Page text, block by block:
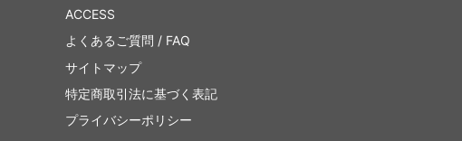
ACCESS
よくあるご質問 / FAQ
サイトマップ
特定商取引法に基づく表記
プライバシーポリシー